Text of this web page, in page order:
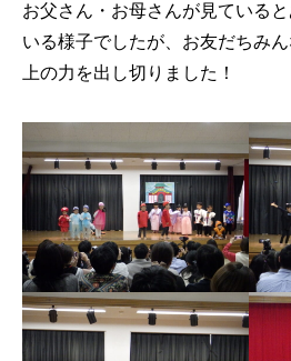
お父さん・お母さんが見ている
いる様子でしたが、お友だちみ
上の力を出し切りました！